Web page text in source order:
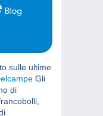
sulle ultime
Gli
di